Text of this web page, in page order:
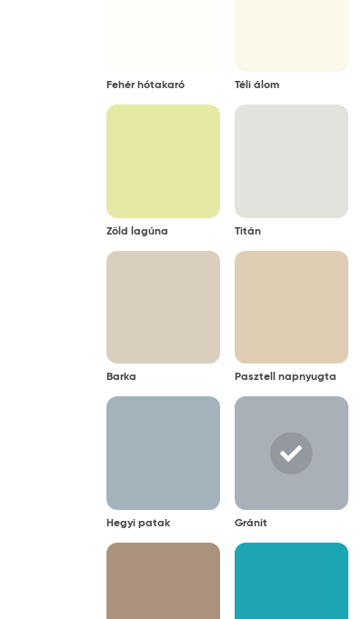
Tárolási mód:
Fehér hótakaró Téli álom
Zöld lagúna Titán
Barka Pasztell napnyugta
Hegyi patak Gránit